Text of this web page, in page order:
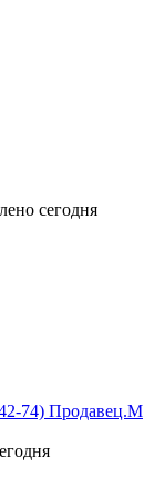
сегодня
74) Продавец.М